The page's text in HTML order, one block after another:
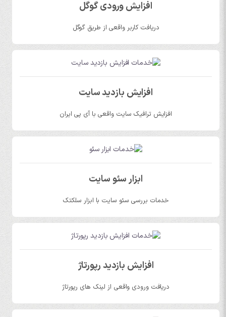
افزایش ورودی گوگل
دریافت کاربر واقعی از طریق گوگل
افزایش بازدید سایت
افزایش ترافیک سایت واقعی با آی پی ایران
ابزار سئو سایت
خدمات بررسی سئو سایت با ابزار سلکتک
افزایش بازدید رپورتاژ
دریافت ورودی واقعی از لینک های رپورتاژ